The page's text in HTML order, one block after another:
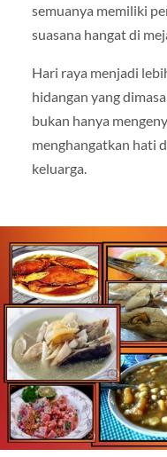
semuanya memiliki
suasana hangat di
Hari raya menjadi
hidangan yang
bukan hanya
menghangatkan hati
keluarga.